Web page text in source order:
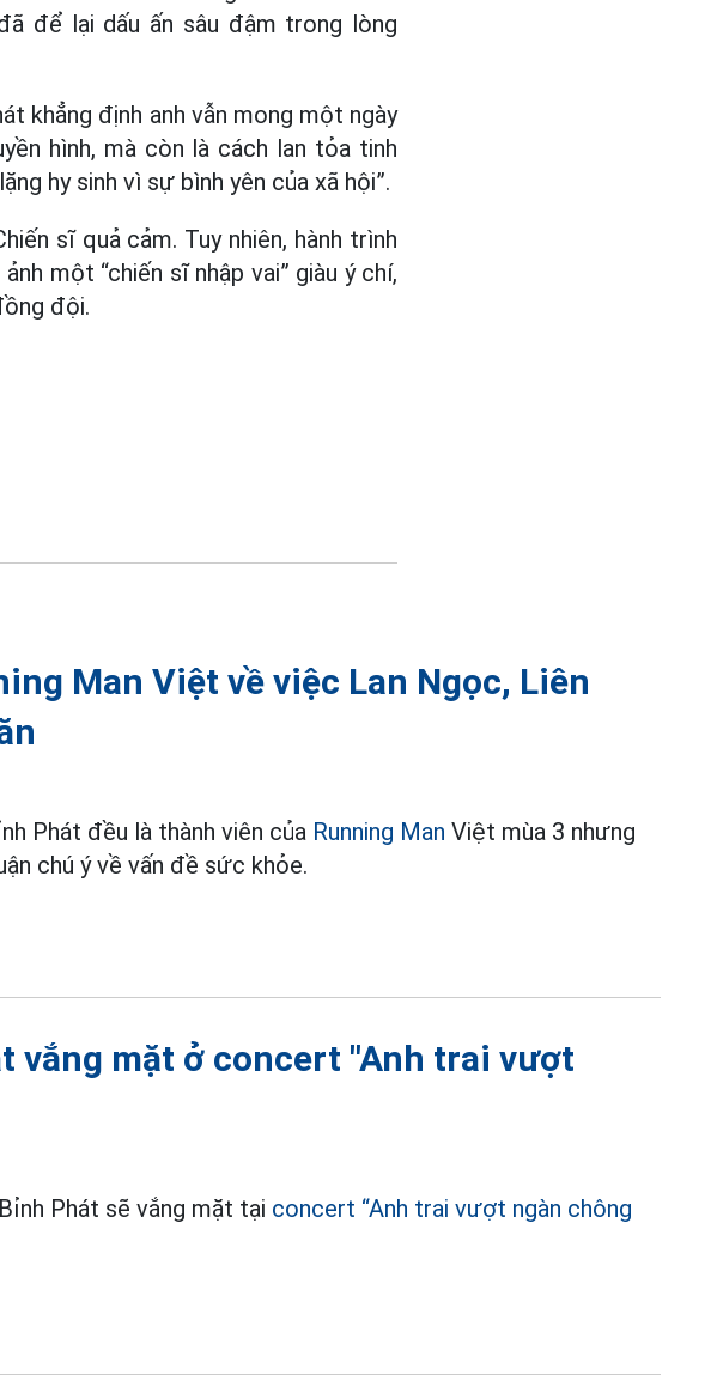
để lại dấu ấn sâu đậm trong lòng
khẳng định anh vẫn mong một ngày
hình, mà còn là cách lan tỏa tinh
hy sinh vì sự bình yên của xã hội”.
sĩ quả cảm. Tuy nhiên, hành trình
một “chiến sĩ nhập vai” giàu ý chí,
đội.
Man Việt về việc Lan Ngọc, Liên
Phát đều là thành viên của Running Man Việt mùa 3 nhưng
chú ý về vấn đề sức khỏe.
vắng mặt ở concert "Anh trai vượt
Phát sẽ vắng mặt tại concert “Anh trai vượt ngàn chông